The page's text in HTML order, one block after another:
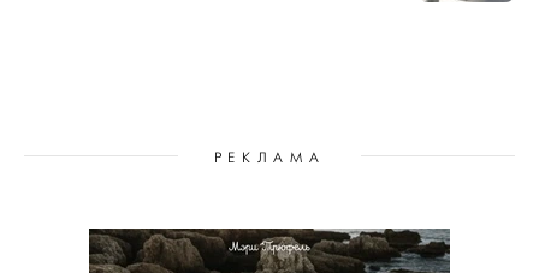
РЕКЛАМА